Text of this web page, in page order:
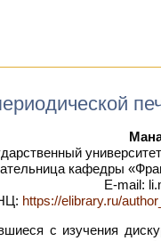
кафедры
E-mail:
https://elibrary.ru/
с изучения